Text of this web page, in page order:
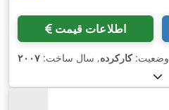
اطلاعات قیمت
وضعیت:کارکرده, سال ساخت: ۲۰۰۷